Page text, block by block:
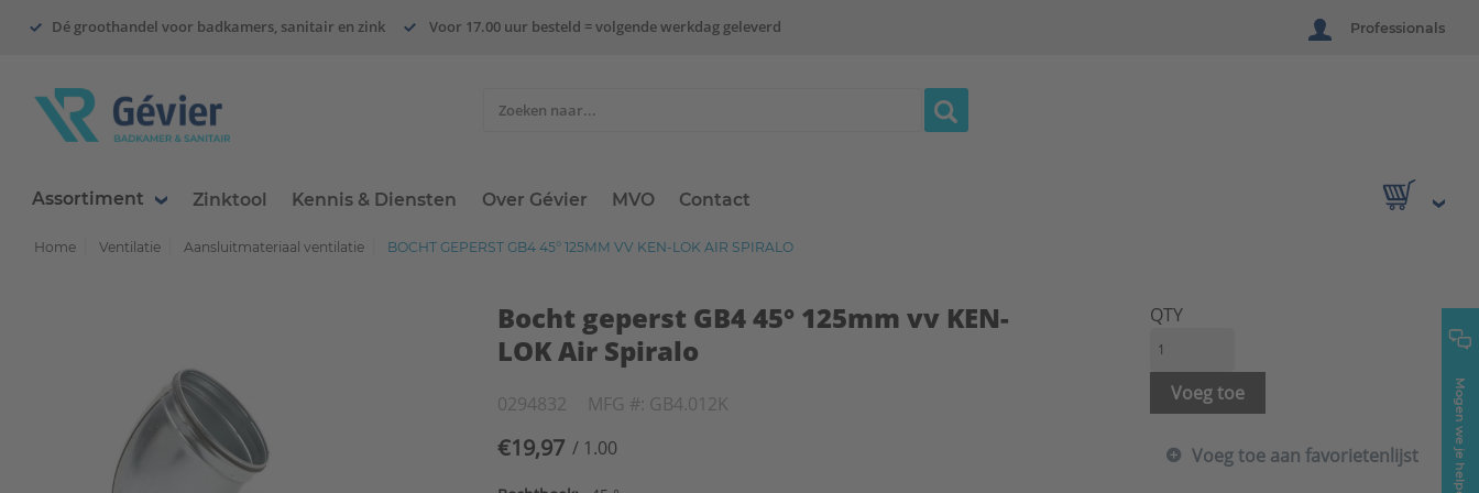
Dé groothandel voor badkamers, sanitair en zink Voor 17.00 uur besteld = volgende werkdag geleverd Professionals
Assortiment Zinktool Kennis & Diensten Over Gévier MVO Contact
Mogen we je helpen?
Home Ventilatie Aansluitmateriaal ventilatie BOCHT GEPERST GB4 45° 125MM VV KEN-LOK AIR SPIRALO
Bocht geperst GB4 45° 125mm vv KEN-
LOK Air Spiralo
0294832 MFG #: GB4.012K
€19,97 / 1.00
QTY
Voeg toe
Voeg toe aan favorietenlijst